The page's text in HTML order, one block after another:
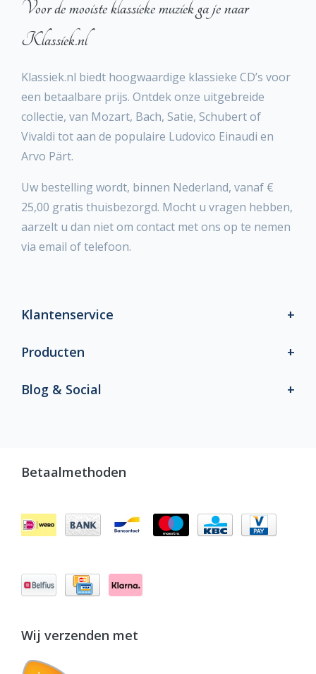
Voor de mooiste klassieke muziek ga je naar
Klassiek.nl
Klassiek.nl biedt hoogwaardige klassieke CD’s voor
een betaalbare prijs. Ontdek onze uitgebreide
collectie, van Mozart, Bach, Satie, Schubert of
Vivaldi tot aan de populaire Ludovico Einaudi en
Arvo Pärt.
Uw bestelling wordt, binnen Nederland, vanaf €
25,00 gratis thuisbezorgd. Mocht u vragen hebben,
aarzelt u dan niet om contact met ons op te nemen
via email of telefoon.
Klantenservice
Producten
Blog & Social
Betaalmethoden
Wij verzenden met